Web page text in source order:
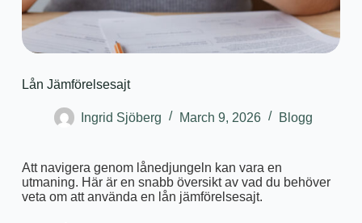
Lån Jämförelsesajt
Ingrid Sjöberg March 9, 2026 Blogg
Att navigera genom lånedjungeln kan vara en
utmaning. Här är en snabb översikt av vad du behöver
veta om att använda en lån jämförelsesajt.